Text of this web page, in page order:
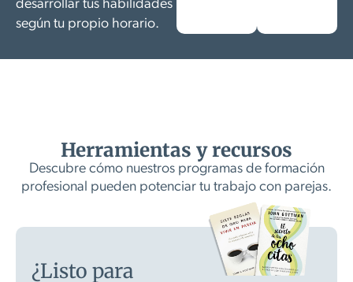
desarrollar tus habilidades
según tu propio horario.
Herramientas y recursos
Descubre cómo nuestros programas de formación
profesional pueden potenciar tu trabajo con parejas.
¿Listo para